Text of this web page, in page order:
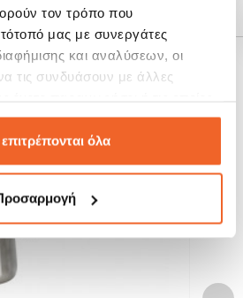
τον τρόπο που
μας με συνεργάτες
και αναλύσεων, οι
τις συνδυάσουν με άλλες
με την από μέρους σας χρήση
όλα
θερμοκρασία.
ΠΡΟΪΌΝΤΑ